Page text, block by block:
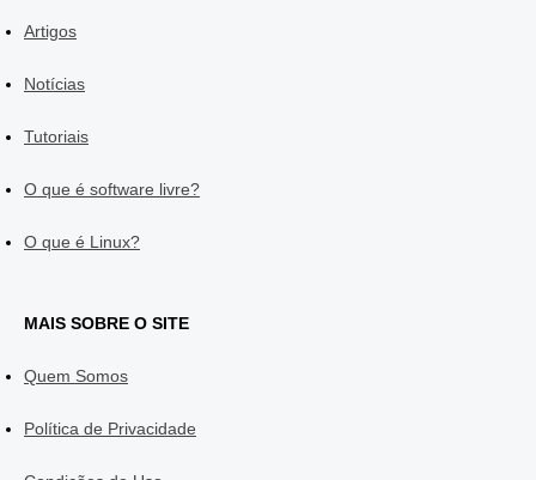
Artigos
Notícias
Tutoriais
O que é software livre?
O que é Linux?
MAIS SOBRE O SITE
Quem Somos
Política de Privacidade